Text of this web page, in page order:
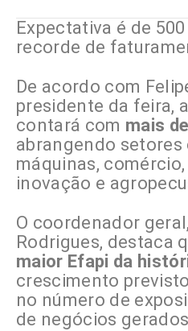
Expectativa é de
recorde de
De acordo com
presidente da feira,
contará com mais
abrangendo
máquinas,
inovação e
O coordenador
Rodrigues, destaca
maior Efapi da
crescimento
no número de
de negócios